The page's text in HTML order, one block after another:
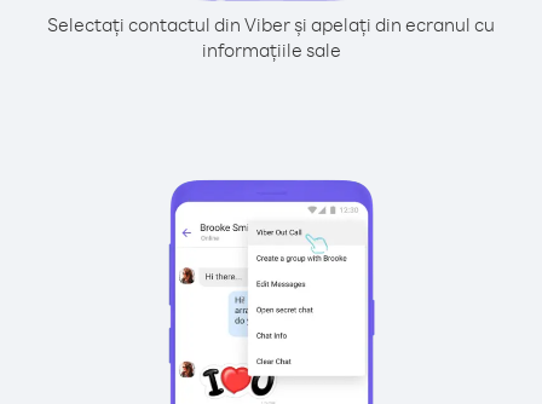
Selectați contactul din Viber și apelați din ecranul cu
informațiile sale